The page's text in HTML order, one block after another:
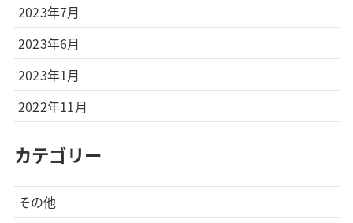
2023年7月
2023年6月
2023年1月
2022年11月
カテゴリー
その他